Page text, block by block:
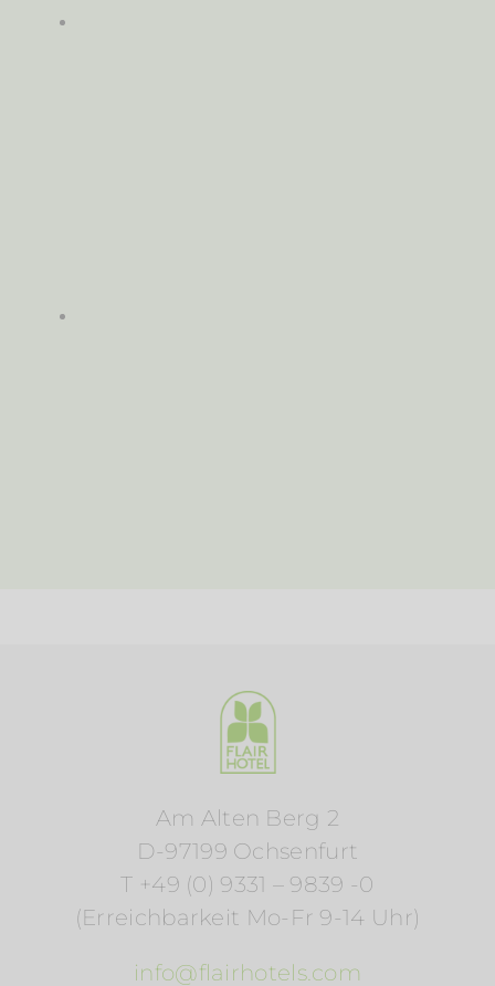
Am Alten Berg 2
D-97199 Ochsenfurt
T +49 (0) 9331 – 9839 -0
(Erreichbarkeit Mo-Fr 9-14 Uhr)
info@flairhotels.com